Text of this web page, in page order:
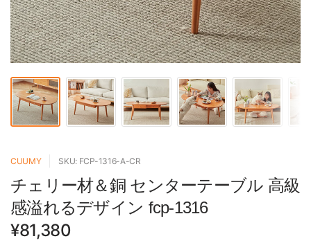
CUUMY SKU: FCP-1316-A-CR
チェリー材＆銅 センターテーブル 高級
感溢れるデザイン fcp-1316
¥81,380